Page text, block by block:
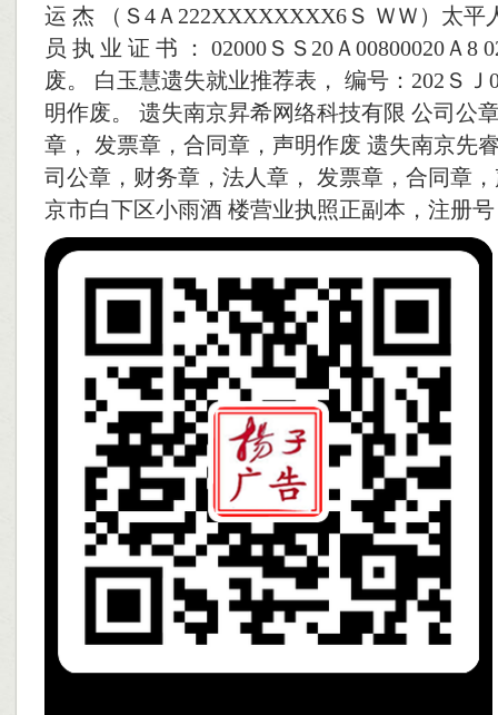
运 杰 （Ｓ4Ａ222XXXXXXXX6Ｓ ＷＷ）太平
员 执 业 证 书 ： 02000ＳＳ20Ａ00800020Ａ8
废。 白玉慧遗失就业推荐表， 编号：202ＳＪ
明作废。 遗失南京昇希网络科技有限 公司公
章， 发票章，合同章，声明作废 遗失南京先
司公章，财务章，法人章， 发票章，合同章
京市白下区小雨酒 楼营业执照正副本，注册号